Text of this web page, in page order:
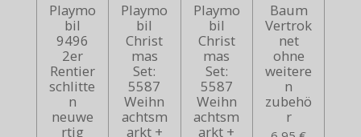
Playmo
bil
9496
2er
Rentier
schlitte
n
neuwe
rtig
Playmo
bil
Christ
mas
Set:
5587
Weihn
achtsm
arkt +
Playmo
bil
Christ
mas
Set:
5587
Weihn
achtsm
arkt +
Baum
Vertrok
net
ohne
weitere
n
zubehö
r